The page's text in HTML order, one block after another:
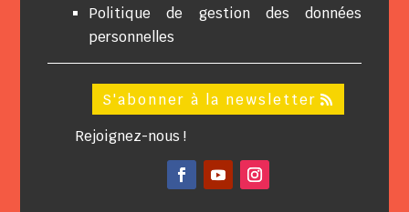
Politique de gestion des données
personnelles
S'abonner à la newsletter
Rejoignez-nous !